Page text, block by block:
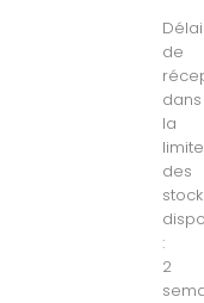
Délai
de
dans
la
limite
des
:
2